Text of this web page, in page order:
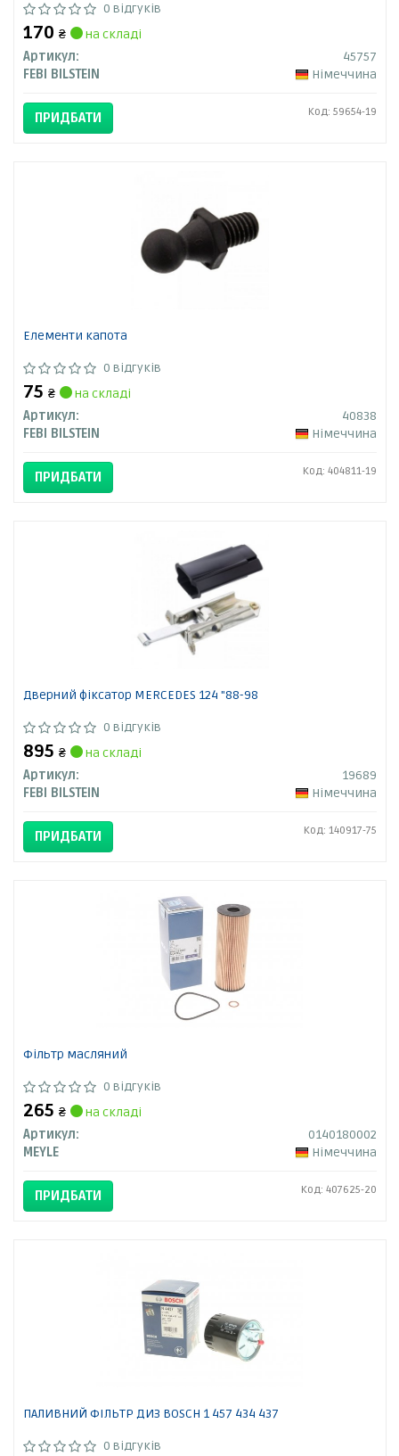
0 відгуків
170 ₴
на складі
Артикул:
45757
FEBI BILSTEIN
Німеччина
ПРИДБАТИ Код: 59654-19
Елементи капота
0 відгуків
75 ₴
на складі
Артикул:
40838
FEBI BILSTEIN
Німеччина
ПРИДБАТИ Код: 404811-19
Дверний фіксатор MERCEDES 124 "88-98
0 відгуків
895 ₴
на складі
Артикул:
19689
FEBI BILSTEIN
Німеччина
ПРИДБАТИ Код: 140917-75
Фільтр масляний
0 відгуків
265 ₴
на складі
Артикул:
0140180002
MEYLE
Німеччина
ПРИДБАТИ Код: 407625-20
ПАЛИВНИЙ ФІЛЬТР ДИЗ BOSCH 1 457 434 437
0 відгуків